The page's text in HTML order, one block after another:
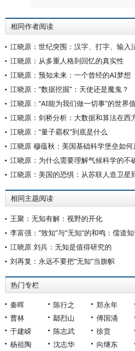
相同作者阅读
江晓原：世纪突围：汉字、打字、输入
江晓原：从多重人格到回忆的真实性
江晓原：预知未来：一个曾经的AI梦想
江晓原：“数据挖掘”：天使还是魔鬼？
江晓原：“AI能为我们做一切事”的世界
江晓原：剑桥分析：大数据和算法在西
江晓原：“量子霸权”到底是什么
江晓原 穆蕴秋：美国基础科学堡垒如何
江晓原：为什么需要理解气候科学的不
江晓原：美国的恐惧：从苏联人造卫星
相同主题阅读
王聚：无知有解：视野的开化
李富强：“致知”与“无知”的和鸣：儒道
江晓原 刘兵：无知是值得研究的
刘再复：永远不要把“无知”当旗帜
热门专栏
秦晖 陈行之 郑永年
曹林
鄢烈山 傅国涌
于建嵘
陈志武 徐贲
杨祖陶
沈志华 向继东